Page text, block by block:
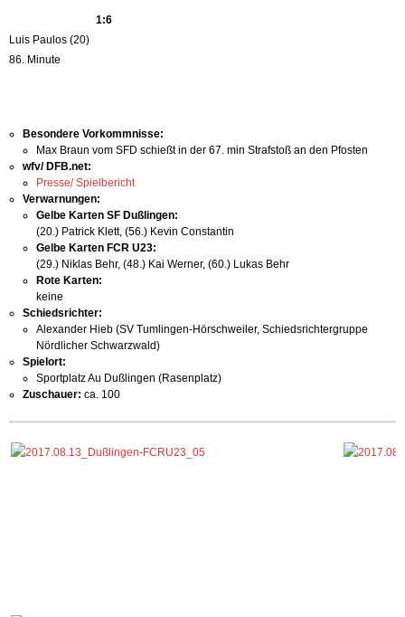
1:6
Luis Paulos (20)
86. Minute
Besondere Vorkommnisse:
Max Braun vom SFD schießt in der 67. min Strafstoß an den Pfosten
wfv/ DFB.net:
Presse/ Spielbericht
Verwarnungen:
Gelbe Karten SF Dußlingen:
(20.) Patrick Klett, (56.) Kevin Constantin
Gelbe Karten FCR U23:
(29.) Niklas Behr, (48.) Kai Werner, (60.) Lukas Behr
Rote Karten:
keine
Schiedsrichter:
Alexander Hieb (SV Tumlingen-Hörschweiler, Schiedsrichtergruppe
Nördlicher Schwarzwald)
Spielort:
Sportplatz Au Dußlingen (Rasenplatz)
Zuschauer: ca. 100